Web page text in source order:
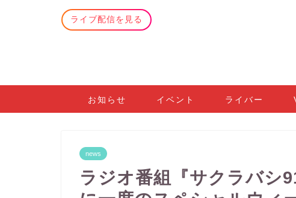
ライブ配信を見る
お知らせ イベント ライバー
news
ラジオ番組『サクラバシ